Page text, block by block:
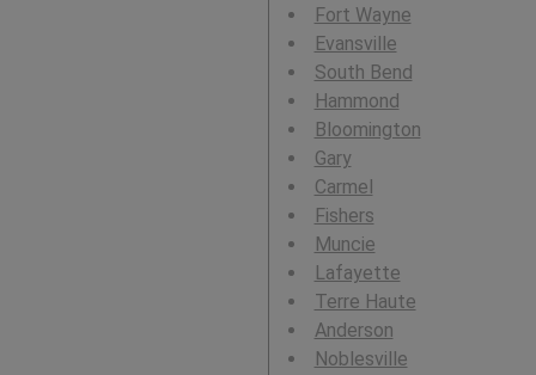
Fort Wayne
Evansville
South Bend
Hammond
Bloomington
Gary
Carmel
Fishers
Muncie
Lafayette
Terre Haute
Anderson
Noblesville